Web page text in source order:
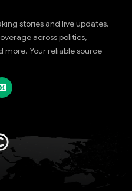
stories and live updates.
across politics,
Your reliable source